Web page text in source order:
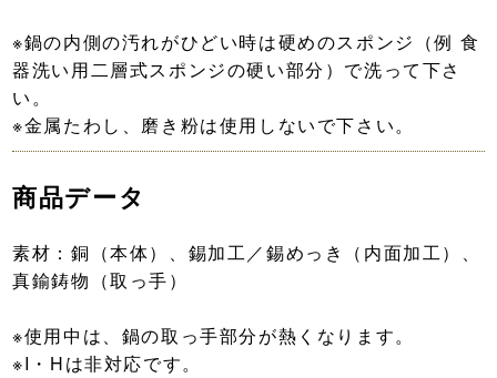
※鍋の内側の汚れがひどい時は硬めのスポンジ（例 食
器洗い用二層式スポンジの硬い部分）で洗って下さ
い。
※金属たわし、磨き粉は使用しないで下さい。
商品データ
素材：銅（本体）、錫加工／錫めっき（内面加工）、
真鍮鋳物（取っ手）
※使用中は、鍋の取っ手部分が熱くなります。
※I・Hは非対応です。